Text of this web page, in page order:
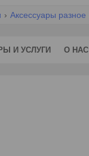
Аксессуары разное
И УСЛУГИ О НАС